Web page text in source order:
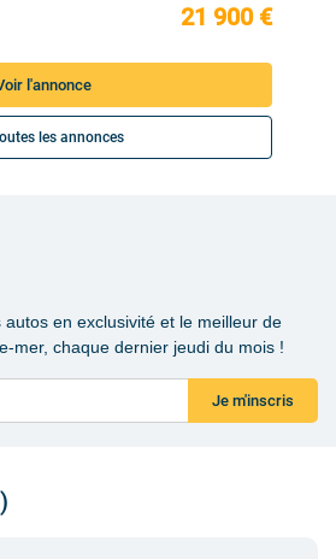
21 900 €
l'annonce
les annonces
en exclusivité et le meilleur de
mer, chaque dernier jeudi du mois !
Je m'inscris